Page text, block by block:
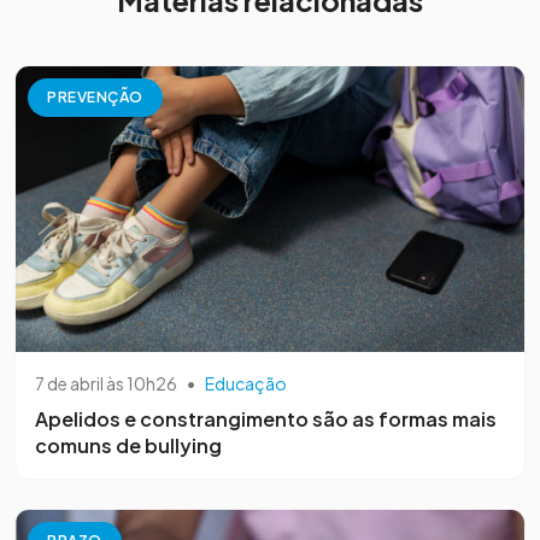
PREVENÇÃO
7 de abril às 10h26 • Educação
Apelidos e constrangimento são as formas mais
comuns de bullying